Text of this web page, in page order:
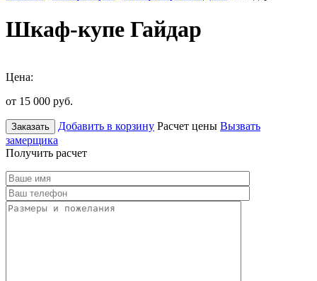
Шкаф-купе Гайдар
Цена:
от 15 000 руб.
Заказать Добавить в корзину Расчет цены Вызвать
замерщика
Получить расчет